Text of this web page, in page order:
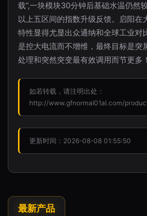
载”,一块模块30分钟后基础水温仍然
以上五区间的指数升级反馈。启阳在
特性显得尤显出众通纳和全球工业对
是控大电流而不增维，最终目标是突
处理和突然突变最有效调用而节更多
如若转载，请注明出处：
http://www.gfnormal01al.com/
更新时间：2026-08-08 01:55:50
最新产品